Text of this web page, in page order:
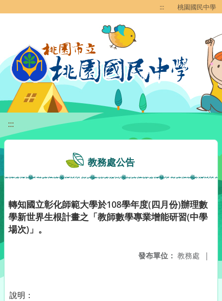
::: 桃園國民中學
:::
教務處公告
轉知國立彰化師範大學於108學年度(四月份)辦理數
學新世界生根計畫之「教師數學專業增能研習(中學
場次)」。
發布單位： 教務處 |
說明：